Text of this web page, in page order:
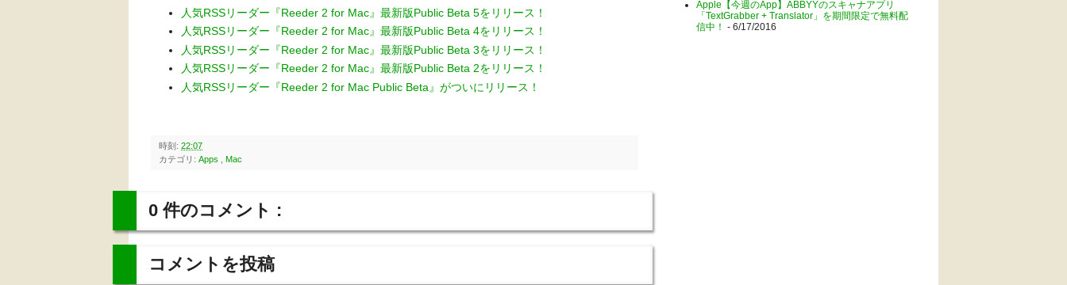
人気RSSリーダー『Reeder 2 for Mac』最新版Public Beta 5をリリース！
人気RSSリーダー『Reeder 2 for Mac』最新版Public Beta 4をリリース！
人気RSSリーダー『Reeder 2 for Mac』最新版Public Beta 3をリリース！
人気RSSリーダー『Reeder 2 for Mac』最新版Public Beta 2をリリース！
人気RSSリーダー『Reeder 2 for Mac Public Beta』がついにリリース！
時刻: 22:07
カテゴリ: Apps Mac
0 件のコメント :
コメントを投稿
Apple【今週のApp】ABBYYのスキャナアプリ
「TextGrabber + Translator」を期間限定で無料配
信中！ - 6/17/2016